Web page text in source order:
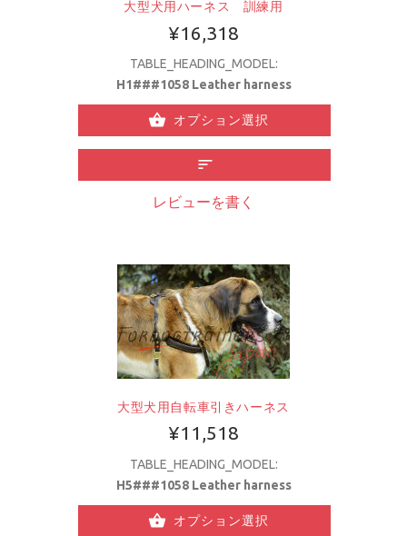
大型犬用ハーネス 訓練用
¥16,318
TABLE_HEADING_MODEL:
H1###1058 Leather harness
オプション選択
レビューを書く
大型犬用自転車引きハーネス
¥11,518
TABLE_HEADING_MODEL:
H5###1058 Leather harness
オプション選択